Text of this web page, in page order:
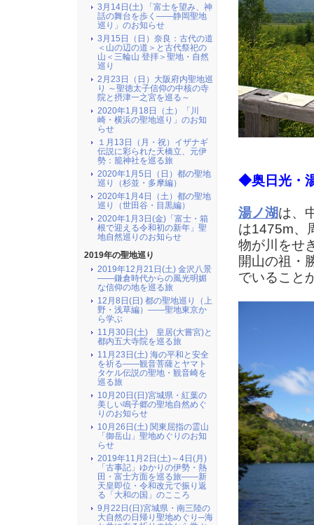
◆奥日光・
湯ノ湖は、
は1475m、
物が川をせ
開山の祖・
でいること
3月14日(土) 「富士を望み、神
話の舞台を歩く――静岡聖地
巡り」のお知らせ
3月15日（日）奈良：古代の道
＜山の辺の道＞と古代祭祀の
山＜三輪山 登拝＞聖地・自然
巡り
2月23日（日）大阪府内聖地巡
り ～聖徳太子信仰の中核の寺
院と摂津一之宮を巡る～
2020年1月18日（土）「川
崎・横浜の聖地巡り」のお知
らせ
１月13日（月・祝）イザナギ
伝説に彩られた天橋立、元伊
勢：籠神社を巡る旅
2020年1月5日（日）都の聖地
巡り（杉並・多摩編）
2020年1月4日（土）都の聖地
巡り（世田谷・目黒編）
2020年1月3日(金)「富士・箱
根で迎える令和初の新年」聖
地自然巡りのお知らせ
2019年の聖地巡り
2019年12月21日(土) 金沢八景
――鎌倉時代からの風光明媚
な信仰の地を巡る旅
12月8日(日) 都の聖地巡り（上
野・浅草編）――聖地東京か
ら学ぶ
11月30日(土) 皇居(大嘗宮)と
都内五大寺院を巡る旅
11月23日(土) 海の平和と安全
を祈る――観音菩薩とヤマト
タケル伝説の聖地・観音崎を
巡る旅
10月20日(日)宮城県・紅葉の
美しい鳴子郷の聖地自然めぐ
りのお知らせ
10月26日(土) 関東屈指の霊山
「御岳山」聖地めぐりのお知
らせ
2019年11月2日(土)～4日(月)
「古事記」ゆかりの伊勢・熱
田・富士方面を巡る旅――新
天皇即位・令和改元で振り返
る「大和の国」のこころ
9月22日(日)宮城県・南三陸の
大自然の日帰り聖地めぐり─海